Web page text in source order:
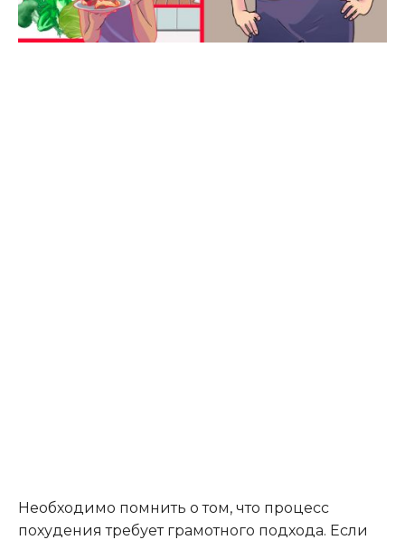
Необходимо помнить о том, что процесс
похудения требует грамотного подхода. Если